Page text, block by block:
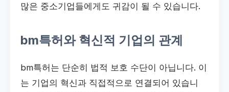
많은 중소기업들에게도 귀감이 될 수 있습니다.
bm특허와 혁신적 기업의 관계
bm특허는 단순히 법적 보호 수단이 아닙니다. 이
는 기업의 혁신과 직접적으로 연결되어 있습니